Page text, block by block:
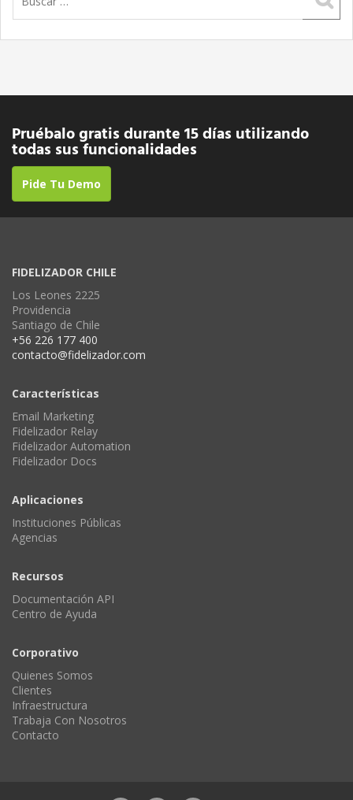
Pruébalo gratis durante 15 días utilizando
todas sus funcionalidades
Pide Tu Demo
FIDELIZADOR CHILE
Los Leones 2225
Providencia
Santiago de Chile
+56 226 177 400
contacto@fidelizador.com
Características
Email Marketing
Fidelizador Relay
Fidelizador Automation
Fidelizador Docs
Aplicaciones
Instituciones Públicas
Agencias
Recursos
Documentación API
Centro de Ayuda
Corporativo
Quienes Somos
Clientes
Infraestructura
Trabaja Con Nosotros
Contacto